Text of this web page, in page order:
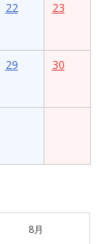
22 23
29 30
8月